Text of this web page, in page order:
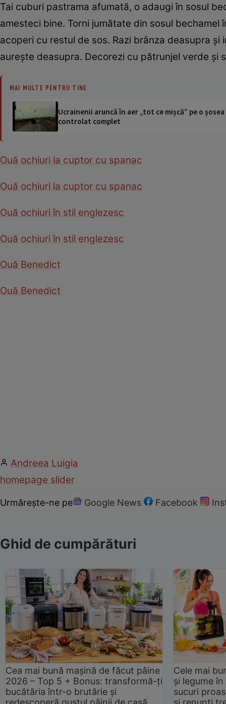
Tai cuburi pastrama afumată, o adaugi în sosul
amesteci bine. Torni jumătate din sosul
acoperi cu restul de sos. Razi brânza deasupra
aureşte deasupra. Decorezi cu pătrunjel verde şi
MAI MULTE PENTRU TINE
Ucrainenii aruncă în aer „tot ce mișcă” pe o
controlat complet
Ouă ochiuri la cuptor cu spanac
Ouă ochiuri la cuptor cu spanac
Ouă ochiuri în stil englezesc
Ouă ochiuri în stil englezesc
Ouă Benedict
Ouă Benedict
Andreea Luigia
homepage slider
Urmărește-ne pe Google News Facebook
Ghid de cumpărături
Cea mai bună mașină de făcut pâine
2026 – Top 5 + Bonus: transformă-ți
bucătăria într-o brutărie și
Cele mai
și legume
sucuri